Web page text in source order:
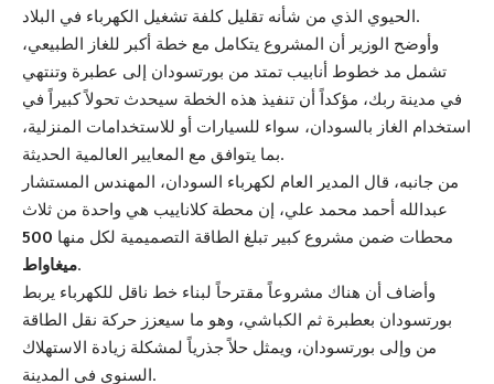
الحيوي الذي من شأنه تقليل كلفة تشغيل الكهرباء في البلاد.
وأوضح الوزير أن المشروع يتكامل مع خطة أكبر للغاز الطبيعي،
تشمل مد خطوط أنابيب تمتد من بورتسودان إلى عطبرة وتنتهي
في مدينة ربك، مؤكداً أن تنفيذ هذه الخطة سيحدث تحولاً كبيراً في
استخدام الغاز بالسودان، سواء للسيارات أو للاستخدامات المنزلية،
بما يتوافق مع المعايير العالمية الحديثة.
من جانبه، قال المدير العام لكهرباء السودان، المهندس المستشار
عبدالله أحمد محمد علي، إن محطة كلاناييب هي واحدة من ثلاث
محطات ضمن مشروع كبير تبلغ الطاقة التصميمية لكل منها 500
ميغاواط.
وأضاف أن هناك مشروعاً مقترحاً لبناء خط ناقل للكهرباء يربط
بورتسودان بعطبرة ثم الكباشي، وهو ما سيعزز حركة نقل الطاقة
من وإلى بورتسودان، ويمثل حلاً جذرياً لمشكلة زيادة الاستهلاك
السنوي في المدينة.